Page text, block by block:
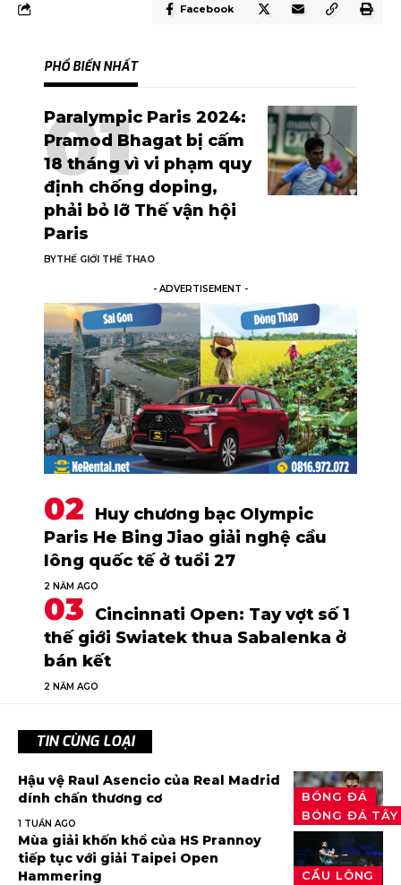
Facebook
PHỔ BIẾN NHẤT
Paralympic Paris 2024:
Pramod Bhagat bị cấm
18 tháng vì vi phạm quy
định chống doping,
phải bỏ lỡ Thế vận hội
Paris
BYTHẾ GIỚI THỂ THAO
- ADVERTISEMENT -
Huy chương bạc Olympic
Paris He Bing Jiao giải nghệ cầu
lông quốc tế ở tuổi 27
2 NĂM AGO
Cincinnati Open: Tay vợt số 1
thế giới Swiatek thua Sabalenka ở
bán kết
2 NĂM AGO
TIN CÙNG LOẠI
BÓNG ĐÁ
BÓNG ĐÁ
Hậu vệ Raul Asencio của Real Madrid
dính chấn thương cơ
1 TUẦN AGO
CẦU LÔNG
Mùa giải khốn khổ của HS Prannoy
tiếp tục với giải Taipei Open
Hammering